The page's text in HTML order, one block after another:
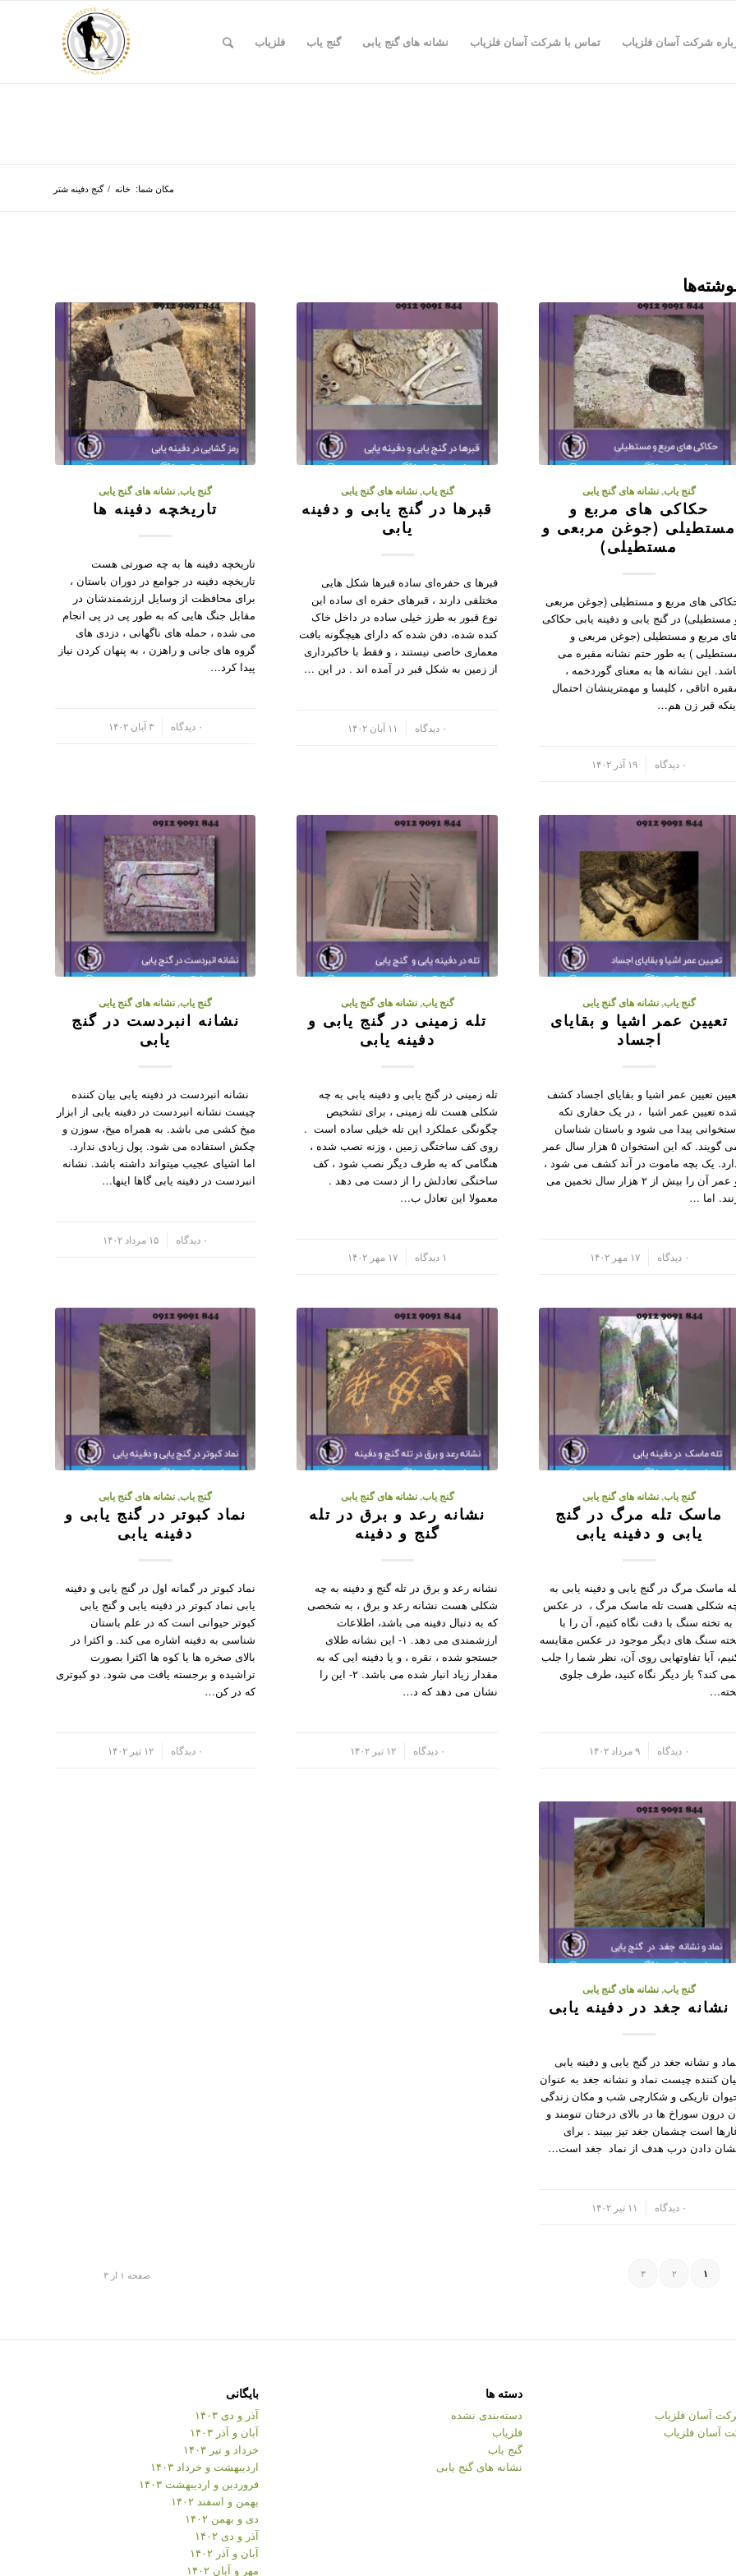
شرکت آسان فلزیاب تماس با شرکت آسان فلزیاب نشانه های گنج یابی گنج یاب فلزیاب
مکان شما: خانه / گنج دفینه شتر
گنج یاب,نشانه های گنج یابی
حکاکی های مربع و
مستطیلی (جوغن مربعی و
مستطیلی)
های مربع و مستطیلی (جوغن مربعی
مستطیلی) در گنج یابی و دفینه یابی حکاکی
مربع و مستطیلی (جوغن مربعی و
) به طور حتم نشانه مقبره می
این نشانه ها به معنای گوردخمه ،
اتاقی ، کلیسا و مهمترینشان احتمال
قبر زن هم…
۰ دیدگاه ۱۹ آذر ۱۴۰۲
گنج یاب,نشانه های گنج یابی
قبرها در گنج یابی و دفینه
یابی
قبرها ی حفره‌ای ساده قبرها شکل هایی
مختلفی دارند ، قبرهای حفره ای ساده این
نوع قبور به طرز خیلی ساده در داخل خاک
کنده شده، دفن شده که دارای هیچگونه بافت
معماری خاصی نیستند ، و فقط با خاکبرداری
از زمین به شکل قبر در آمده اند . در این …
۰ دیدگاه ۱۱ آبان ۱۴۰۲
گنج یاب,نشانه های گنج یابی
تاریخچه دفینه ها
تاریخچه دفینه ها به چه صورتی هست
تاریخچه دفینه در جوامع در دوران باستان ،
برای محافظت از وسایل ارزشمندشان در
مقابل جنگ هایی که به طور پی در پی انجام
می شده ، حمله های ناگهانی ، دزدی های
گروه های جانی و راهزن ، به پنهان کردن نیاز
پیدا کرد…
۰ دیدگاه ۳ آبان ۱۴۰۲
گنج یاب,نشانه های گنج یابی
تعیین عمر اشیا و بقایای
اجساد
تعیین عمر اشیا و بقایای اجساد کشف
تعیین عمر اشیا ، در یک حفاری تکه
پیدا می شود و باستان شناسان
می گویند. که این استخوان ۵ هزار سال عمر
یک بچه ماموت در آند کشف می شود ،
و عمر آن را بیش از ۲ هزار سال تخمین می
اما …
۰ دیدگاه ۱۷ مهر ۱۴۰۲
گنج یاب,نشانه های گنج یابی
تله زمینی در گنج یابی و
دفینه یابی
تله زمینی در گنج یابی و دفینه یابی به چه
شکلی هست تله زمینی ، برای تشخیص
چگونگی عملکرد این تله خیلی ساده است .
روی کف ساختگی زمین ، وزنه نصب شده ،
هنگامی که به طرف دیگر نصب شود ، کف
ساختگی تعادلش را از دست می دهد .
معمولا این تعادل ب…
۱ دیدگاه ۱۷ مهر ۱۴۰۲
گنج یاب,نشانه های گنج یابی
نشانه انبردست در گنج
یابی
نشانه انبردست در دفینه یابی بیان کننده
چیست نشانه انبردست در دفینه یابی از ابزار
میخ کشی می باشد. به همراه میخ، سوزن و
چکش استفاده می شود. پول زیادی ندارد.
اما اشیای عجیب میتواند داشته باشد. نشانه
انبردست در دفینه یابی گاها اینها…
۰ دیدگاه ۱۵ مرداد ۱۴۰۲
گنج یاب,نشانه های گنج یابی
ماسک تله مرگ در گنج
یابی و دفینه یابی
ماسک مرگ در گنج یابی و دفینه یابی به
شکلی هست تله ماسک مرگ ، در عکس
به تخته سنگ با دقت نگاه کنیم، آن را با
سنگ های دیگر موجود در عکس مقایسه
آیا تفاوتهایی روی آن، نظر شما را جلب
کند؟ بار دیگر نگاه کنید، طرف جلوی
۰ دیدگاه ۹ مرداد ۱۴۰۲
گنج یاب,نشانه های گنج یابی
نشانه رعد و برق در تله
گنج و دفینه
نشانه رعد و برق در تله گنج و دفینه به چه
شکلی هست نشانه رعد و برق ، به شخصی
که به دنبال دفینه می باشد، اطلاعات
ارزشمندی می دهد. ۱- این نشانه طلای
جستجو شده ، نقره ، و یا دفینه ایی که به
مقدار زیاد انبار شده می باشد. ۲- این را
نشان می دهد که د…
۰ دیدگاه ۱۲ تیر ۱۴۰۲
گنج یاب,نشانه های گنج یابی
نماد کبوتر در گنج یابی و
دفینه یابی
نماد کبوتر در گمانه اول در گنج یابی و دفینه
یابی نماد کبوتر در دفینه یابی و گنج یابی
کبوتر حیوانی است که در علم باستان
شناسی به دفینه اشاره می کند. و اکثرا در
بالای صخره ها یا کوه ها اکثرا بصورت
تراشیده و برجسته یافت می شود. دو کبوتری
که در کن…
۰ دیدگاه ۱۲ تیر ۱۴۰۲
گنج یاب,نشانه های گنج یابی
نشانه جغد در دفینه یابی
و نشانه جغد در گنج یابی و دفینه یابی
کننده چیست نماد و نشانه جغد به عنوان
تاریکی و شکارچی شب و مکان زندگی
درون سوراخ ها در بالای درختان تنومند و
است چشمان جغد تیز ببیند . برای
دادن درب هدف از نماد جغد است…
۰ دیدگاه ۱۱ تیر ۱۴۰۲
صفحه ۱ از ۳ ۱ ۲ ۳
آسان فلزیاب
آسان فلزیاب
دسته ها
دسته‌بندی نشده
فلزیاب
گنج یاب
نشانه های گنج یابی
بایگانی
آذر و دی ۱۴۰۳
آبان و آذر ۱۴۰۳
خرداد و تیر ۱۴۰۳
اردیبهشت و خرداد ۱۴۰۳
فروردین و اردیبهشت ۱۴۰۳
بهمن و اسفند ۱۴۰۲
دی و بهمن ۱۴۰۲
آذر و دی ۱۴۰۲
آبان و آذر ۱۴۰۲
مهر و آبان ۱۴۰۲